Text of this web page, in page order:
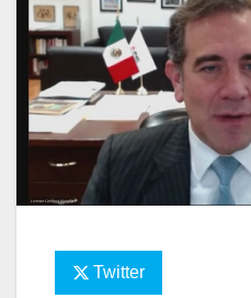
Twitter